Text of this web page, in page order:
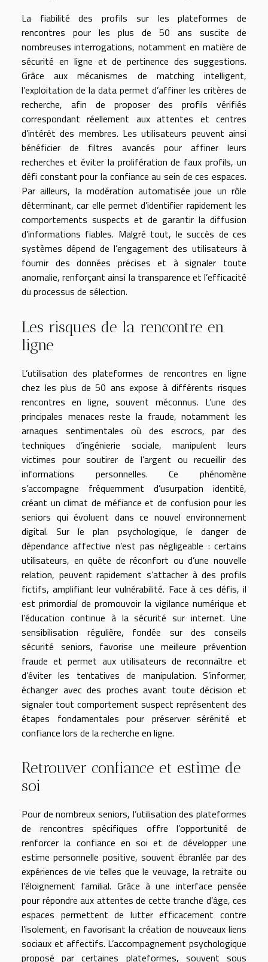
La fiabilité des profils sur les plateformes de
rencontres pour les plus de 50 ans suscite de
nombreuses interrogations, notamment en matière de
sécurité en ligne et de pertinence des suggestions.
Grâce aux mécanismes de matching intelligent,
l’exploitation de la data permet d’affiner les critères de
recherche, afin de proposer des profils vérifiés
correspondant réellement aux attentes et centres
d’intérêt des membres. Les utilisateurs peuvent ainsi
bénéficier de filtres avancés pour affiner leurs
recherches et éviter la prolifération de faux profils, un
défi constant pour la confiance au sein de ces espaces.
Par ailleurs, la modération automatisée joue un rôle
déterminant, car elle permet d’identifier rapidement les
comportements suspects et de garantir la diffusion
d’informations fiables. Malgré tout, le succès de ces
systèmes dépend de l’engagement des utilisateurs à
fournir des données précises et à signaler toute
anomalie, renforçant ainsi la transparence et l’efficacité
du processus de sélection.
Les risques de la rencontre en
ligne
L’utilisation des plateformes de rencontres en ligne
chez les plus de 50 ans expose à différents risques
rencontres en ligne, souvent méconnus. L’une des
principales menaces reste la fraude, notamment les
arnaques sentimentales où des escrocs, par des
techniques d’ingénierie sociale, manipulent leurs
victimes pour soutirer de l’argent ou recueillir des
informations personnelles. Ce phénomène
s’accompagne fréquemment d’usurpation identité,
créant un climat de méfiance et de confusion pour les
seniors qui évoluent dans ce nouvel environnement
digital. Sur le plan psychologique, le danger de
dépendance affective n’est pas négligeable : certains
utilisateurs, en quête de réconfort ou d’une nouvelle
relation, peuvent rapidement s’attacher à des profils
fictifs, amplifiant leur vulnérabilité. Face à ces défis, il
est primordial de promouvoir la vigilance numérique et
l’éducation continue à la sécurité sur internet. Une
sensibilisation régulière, fondée sur des conseils
sécurité seniors, favorise une meilleure prévention
fraude et permet aux utilisateurs de reconnaître et
d’éviter les tentatives de manipulation. S’informer,
échanger avec des proches avant toute décision et
signaler tout comportement suspect représentent des
étapes fondamentales pour préserver sérénité et
confiance lors de la recherche en ligne.
Retrouver confiance et estime de
soi
Pour de nombreux seniors, l’utilisation des plateformes
de rencontres spécifiques offre l’opportunité de
renforcer la confiance en soi et de développer une
estime personnelle positive, souvent ébranlée par des
expériences de vie telles que le veuvage, la retraite ou
l’éloignement familial. Grâce à une interface pensée
pour répondre aux attentes de cette tranche d’âge, ces
espaces permettent de lutter efficacement contre
l’isolement, en favorisant la création de nouveaux liens
sociaux et affectifs. L’accompagnement psychologique
proposé par certaines plateformes, souvent sous